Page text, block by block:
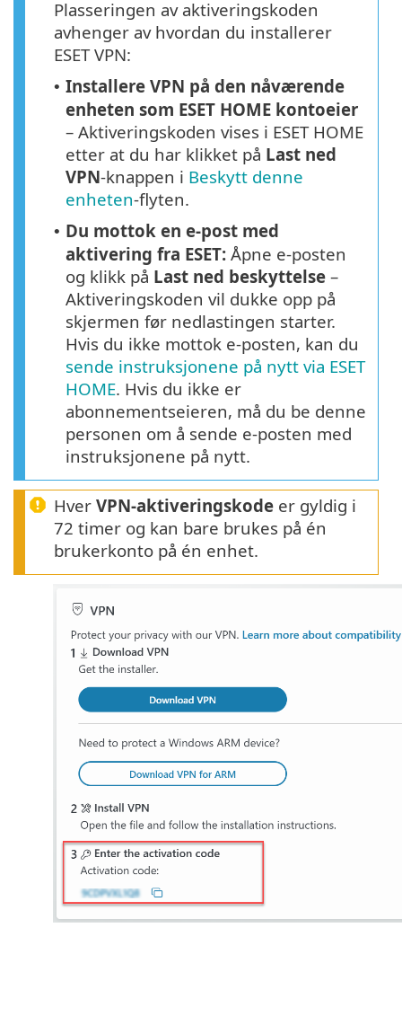
Plasseringen av aktiveringskoden
avhenger av hvordan du installerer
ESET VPN:
• Installere VPN på den nåværende
enheten som ESET HOME kontoeier
– Aktiveringskoden vises i ESET HOME
etter at du har klikket på Last ned
VPN-knappen i Beskytt denne
enheten-flyten.
• Du mottok en e-post med
aktivering fra ESET: Åpne e-posten
og klikk på Last ned beskyttelse –
Aktiveringskoden vil dukke opp på
skjermen før nedlastingen starter.
Hvis du ikke mottok e-posten, kan du
sende instruksjonene på nytt via ESET
HOME. Hvis du ikke er
abonnementseieren, må du be denne
personen om å sende e-posten med
instruksjonene på nytt.
Hver VPN-aktiveringskode er gyldig i
72 timer og kan bare brukes på én
brukerkonto på én enhet.